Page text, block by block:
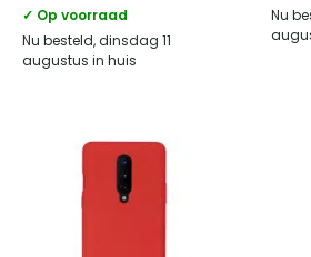
✓ Op voorraad
Nu besteld, dinsdag 11
augustus in huis
Nu